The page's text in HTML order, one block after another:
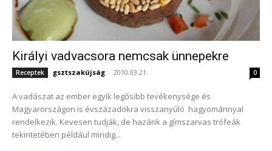
Királyi vadvacsora nemcsak ünnepekre
Receptek gsztszakújság - 2010.03.21. 0
A vadászat az ember egyik legősibb tevékenysége és
Magyarországon is évszázadokra visszanyúló hagyománnyal
rendelkezik. Kevesen tudják, de hazánk a gímszarvas trófeák
tekintetében például mindig...